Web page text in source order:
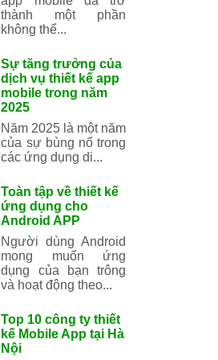
ứng dụng di động
cho...
8 chiến lược
marketing phát
triển app mobile
tốt nhất
Trong thời đại số
hóa, app mobile đã
trở thành một phần
không thể...
Sự tăng trưởng
của dịch vụ thiết
kế app mobile
trong năm 2025
Năm 2025 là một
nổ trong các ứng
dụng di...